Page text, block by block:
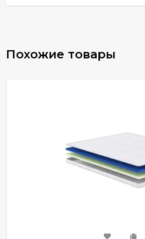
Похожие товары